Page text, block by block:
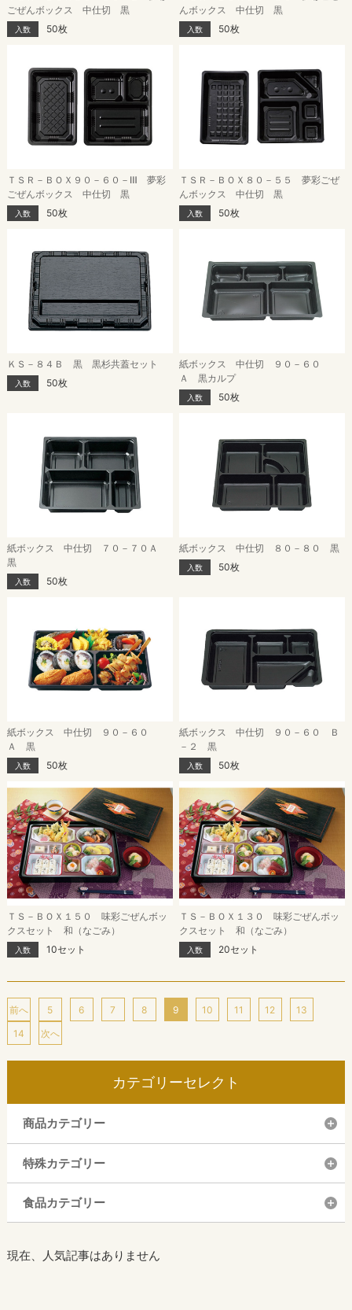
ごぜんボックス 中仕切 黒
入数 50枚
んボックス 中仕切 黒
入数 50枚
ＴＳＲ－ＢＯＸ９０－６０－Ⅲ 夢彩
ごぜんボックス 中仕切 黒
入数 50枚
ＴＳＲ－ＢＯＸ８０－５５ 夢彩ごぜ
んボックス 中仕切 黒
入数 50枚
ＫＳ－８４Ｂ 黒 黒杉共蓋セット
入数 50枚
紙ボックス 中仕切 ９０－６０
Ａ 黒カルプ
入数 50枚
紙ボックス 中仕切 ７０－７０Ａ
黒
入数 50枚
紙ボックス 中仕切 ８０－８０ 黒
入数 50枚
紙ボックス 中仕切 ９０－６０
Ａ 黒
入数 50枚
紙ボックス 中仕切 ９０－６０ Ｂ
－２ 黒
入数 50枚
ＴＳ－ＢＯＸ１５０ 味彩ごぜんボッ
クスセット 和（なごみ）
入数 10セット
ＴＳ－ＢＯＸ１３０ 味彩ごぜんボッ
クスセット 和（なごみ）
入数 20セット
前へ 5 6 7 8 9 10 11 12
13
14
次へ
カテゴリーセレクト
商品カテゴリー
特殊カテゴリー
食品カテゴリー
現在、人気記事はありません